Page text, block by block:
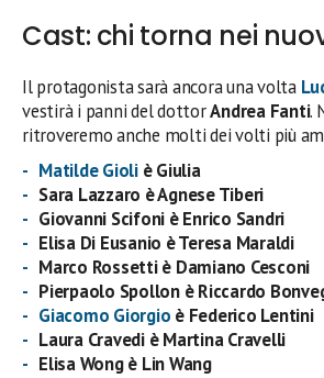
Cast: chi torna nei
Il protagonista sarà ancora una volta
vestirà i panni del dottorAndrea Fanti.
ritroveremo anche molti dei volti più
Matilde Gioliè Giulia
Sara Lazzaro è Agnese Tiberi
Giovanni Scifoni è Enrico Sandri
Elisa Di Eusanio è Teresa Maraldi
Marco Rossetti è Damiano Cesconi
Pierpaolo Spollon è Riccardo
Giacomo Giorgio è Federico Lentini
Laura Cravedi è Martina Cravelli
Elisa Wong è Lin Wang